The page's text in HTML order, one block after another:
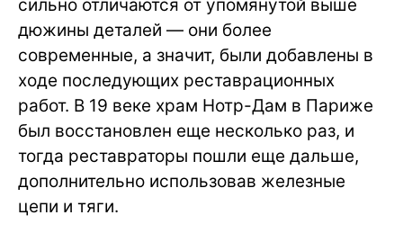
сильно отличаются от упомянутой выше
дюжины деталей — они более
современные, а значит, были добавлены в
ходе последующих реставрационных
работ. В 19 веке храм Нотр-Дам в Париже
был восстановлен еще несколько раз, и
тогда реставраторы пошли еще дальше,
дополнительно использовав железные
цепи и тяги.